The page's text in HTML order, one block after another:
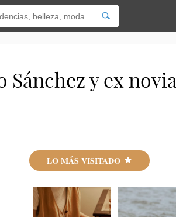
y ex
LO MÁS VISITADO